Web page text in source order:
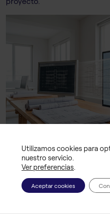
Qué formación
Utilizamos cookies para
nuestro servicio.
Ver preferencias.
Aceptar cookies